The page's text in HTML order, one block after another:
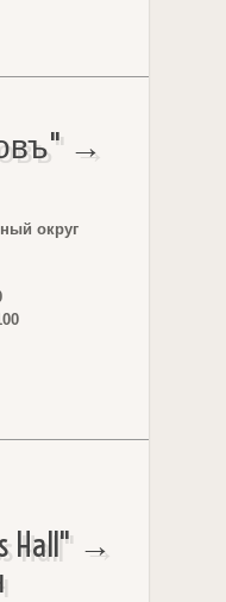
→
округ
Hall" →